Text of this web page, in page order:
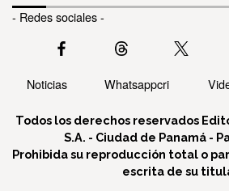
- Redes sociales -
Noticias Whatsappcri
Todos los derechos reservados
S.A. - Ciudad de Panamá -
Prohibida su reproducción total o
escrita de su